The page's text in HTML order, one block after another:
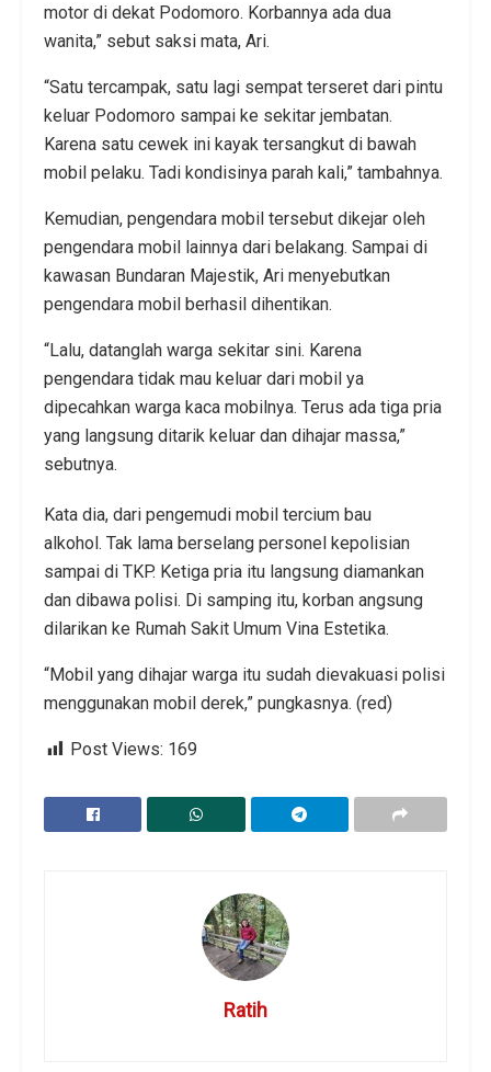
motor di dekat Podomoro. Korbannya ada dua
wanita,” sebut saksi mata, Ari.
“Satu tercampak, satu lagi sempat terseret dari pintu
keluar Podomoro sampai ke sekitar jembatan.
Karena satu cewek ini kayak tersangkut di bawah
mobil pelaku. Tadi kondisinya parah kali,” tambahnya.
Kemudian, pengendara mobil tersebut dikejar oleh
pengendara mobil lainnya dari belakang. Sampai di
kawasan Bundaran Majestik, Ari menyebutkan
pengendara mobil berhasil dihentikan.
“Lalu, datanglah warga sekitar sini. Karena
pengendara tidak mau keluar dari mobil ya
dipecahkan warga kaca mobilnya. Terus ada tiga pria
yang langsung ditarik keluar dan dihajar massa,”
sebutnya.
Kata dia, dari pengemudi mobil tercium bau
alkohol. Tak lama berselang personel kepolisian
sampai di TKP. Ketiga pria itu langsung diamankan
dan dibawa polisi. Di samping itu, korban angsung
dilarikan ke Rumah Sakit Umum Vina Estetika.
“Mobil yang dihajar warga itu sudah dievakuasi polisi
menggunakan mobil derek,” pungkasnya. (red)
Post Views: 169
Ratih